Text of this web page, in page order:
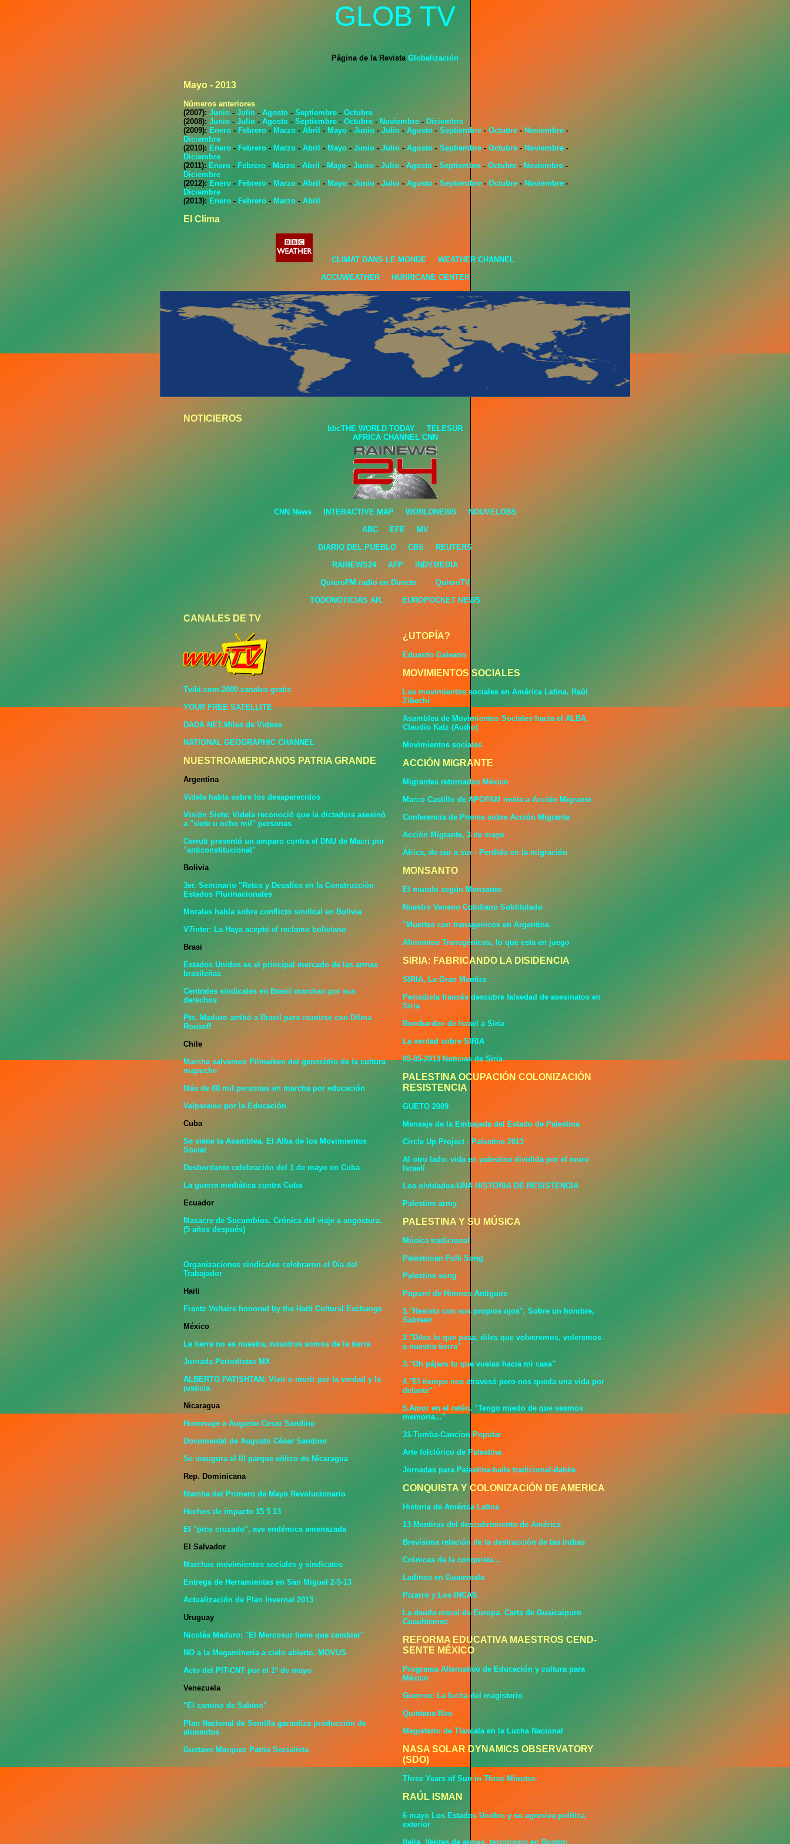
GLOB TV
Página de la Revista Globalización
Mayo - 2013
Números anteriores
(2007): Junio - Julio - Agosto - Septiembre - Octubre
(2008): Junio - Julio - Agosto - Septiembre - Octubre - Noviembre - Diciembre
(2009): Enero - Febrero - Marzo - Abril - Mayo - Junio - Julio - Agosto - Septiembre - Octubre - Noviembre -
Diciembre
(2010): Enero - Febrero - Marzo - Abril - Mayo - Junio - Julio - Agosto - Septiembre - Octubre - Noviembre -
Diciembre
(2011): Enero - Febrero - Marzo - Abril - Mayo - Junio - Julio - Agosto - Septiembre - Octubre - Noviembre -
Diciembre
(2012): Enero - Febrero - Marzo - Abril - Mayo - Junio - Julio - Agosto - Septiembre - Octubre - Noviembre -
Diciembre
(2013): Enero - Febrero - Marzo - Abril
El Clima
CLIMAT DANS LE MONDE
WEATHER CHANNEL
ACCUWEATHER
HURRICANE CENTER
NOTICIEROS
bbcTHE WORLD TODAY
TELESUR
AFRICA CHANNEL CNN
CNN News INTERACTIVE MAP WORLDNEWS
NOUVELOBS
ABC
EFE
MV
DIARIO DEL PUEBLO
CBS
REUTERS
RAINEWS24
AFP
INDYMEDIA
QuieroFM radio en Directo
QuieroTV
TODONOTICIAS AR.
EUROPOCKET NEWS
CANALES DE TV
Tviki.com-2000 canales gratis
YOUR FREE SATELLITE
DADA NET.Miles de Videos
NATIONAL GEOGRAPHIC CHANNEL
NUESTROAMERICANOS PATRIA GRANDE
Argentina
Videla habla sobre los desaparecidos
Visión Siete: Videla reconoció que la dictadura asesinó
a "siete u ocho mil" personas
Cerruti presentó un amparo contra el DNU de Macri por
"anticonstitucional"
Bolivia
3er. Seminario "Retos y Desafíos en la Construcción
Estados Plurinacionales
Morales habla sobre conflicto sindical en Bolivia
V7inter: La Haya aceptó el reclamo boliviano
Brasi
Estados Unidos es el principal mercado de las armas
brasileñas
Centrales sindicales en Brasil marchan por sus
derechos
Pte. Maduro arribó a Brasil para reunirse con Dilma
Rouseff
Chile
Marcha salvemos Pilmaiken del genocidio de la cultura
mapuche
Más de 80 mil personas en marcha por educación
Valparaiso por la Educación
Cuba
Se viene la Asamblea. El Alba de los Movimientos
Social
Desbordante celebración del 1 de mayo en Cuba
La guerra mediática contra Cuba
Ecuador
Masacre de Sucumbíos. Crónica del viaje a angostura.
(5 años después)
Organizaciones sindicales celebraron el Día del
Trabajador
Haiti
Frantz Voltaire honored by the Haiti Cultural Exchange
México
La tierra no es nuestra, nosotros somos de la tierra
Jornada Periodistas MX
ALBERTO PATISHTAN: Vivir o morir por la verdad y la
justicia
Nicaragua
Homenaje a Augusto Cesar Sandino
Documental de Augusto César Sandino
Se inaugura el III parque eólico de Nicaragua
Rep. Dominicana
Marcha del Primero de Mayo Revolucionario
Hechos de impacto 15 5 13
El "pico cruzado", ave endémica amenazada
El Salvador
Marchas movimientos sociales y sindicatos
Entrega de Herramientas en San Miguel 2-5-13
Actualización de Plan Invernal 2013
Uruguay
Nicolás Maduro: "El Mercosur tiene que cambiar"
NO a la Megaminería a cielo abierto. MOVUS
Acto del PIT-CNT por el 1º de mayo
Venezuela
"El camino de Sabino"
Plan Nacional de Semilla garantiza producción de
alimentos
Gustavo Marquez Patria Socialista
¿UTOPÍA?
Eduardo Galeano
MOVIMIENTOS SOCIALES
Los movimientos sociales en América Latina. Raúl
Zibechi
Asamblea de Movimientos Sociales hacia el ALBA.
Claudio Katz (Audio)
Movimientos sociales
ACCIÓN MIGRANTE
Migrantes retornados México
Marco Castillo de APOFAM invita a Acción Migrante
Conferencia de Prensa sobre Acción Migrante
Acción Migrante, 3 de mayo
África, de sur a sur - Perdido en la migración
MONSANTO
El mundo según Monsanto
Nuestro Veneno Cotidiano Subtitulado
"Muertes con transgenicos en Argentina
Alimentos Transgénicos, lo que esta en juego
SIRIA: FABRICANDO LA DISIDENCIA
SIRIA, La Gran Mentira
Periodista francés descubre falsedad de asesinatos en
Siria
Bombardeo de Israel a Siria
La verdad sobre SIRIA
05-05-2013 Noticias de Siria
PALESTINA OCUPACIÓN COLONIZACIÓN
RESISTENCIA
GUETO 2009
Mensaje de la Embajada del Estado de Palestina
Circle Up Project - Palestine 2013
Al otro lado: vida en palestina dividida por el muro
Israelí
Los olvidados-UNA HISTORIA DE RESISTENCIA
Palestine army
PALESTINA Y SU MÚSICA
Música tradicional
Palestinian Folk Song
Palestine song
Popurrí de Himnos Antiguos
1."Resisto con sus propios ojos", Sobre un hombre,
Sabreen
2."Diles lo que pasa, diles que volveremos, voleremos
a nuestra tierra"
3."Oh pájaro tu que vuelas hacia mi casa"
4."El tiempo nos atravesó pero nos queda una vida por
delante"
5.Amor en el retén. "Tengo miedo de que seamos
memoria..."
31-Tumba-Cancion Popular
Arte folclórico de Palestina
Jornadas para Palestina-baile tradicional-dabke
CONQUISTA Y COLONIZACIÓN DE AMERICA
Historia de América Latina
13 Mentiras del descubrimiento de América
Brevísima relación de la destrucción de las Indias
Crónicas de la conquista...
Ladinos en Guatemala
Pizarro y Los INCAS
La deuda moral de Europa. Carta de Guaicaipuro
Cuauhtemoc
REFORMA EDUCATIVA MAESTROS CEND-
SENTE MÉXICO
Programa Alternativo de Educación y cultura para
México
Guerreo: La lucha del magisterio
Quintana Roo
Magisterio de Tlaxcala en la Lucha Nacional
NASA SOLAR DYNAMICS OBSERVATORY
(SDO)
Three Years of Sun in Three Minutes
RAÚL ISMAN
6 mayo Los Estados Unidos y su agresiva política
exterior
Italia, Ventas de armas, terrorismo en Boston